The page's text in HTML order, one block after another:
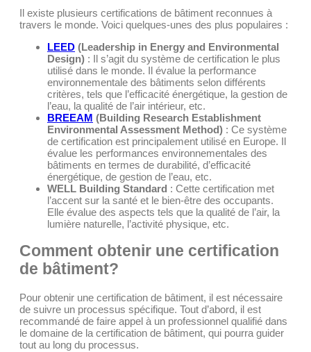
Il existe plusieurs certifications de bâtiment reconnues à
travers le monde. Voici quelques-unes des plus populaires :
LEED (Leadership in Energy and Environmental
Design) : Il s’agit du système de certification le plus
utilisé dans le monde. Il évalue la performance
environnementale des bâtiments selon différents
critères, tels que l’efficacité énergétique, la gestion de
l’eau, la qualité de l’air intérieur, etc.
BREEAM (Building Research Establishment
Environmental Assessment Method) : Ce système
de certification est principalement utilisé en Europe. Il
évalue les performances environnementales des
bâtiments en termes de durabilité, d’efficacité
énergétique, de gestion de l’eau, etc.
WELL Building Standard : Cette certification met
l’accent sur la santé et le bien-être des occupants.
Elle évalue des aspects tels que la qualité de l’air, la
lumière naturelle, l’activité physique, etc.
Comment obtenir une certification
de bâtiment?
Pour obtenir une certification de bâtiment, il est nécessaire
de suivre un processus spécifique. Tout d’abord, il est
recommandé de faire appel à un professionnel qualifié dans
le domaine de la certification de bâtiment, qui pourra guider
tout au long du processus.